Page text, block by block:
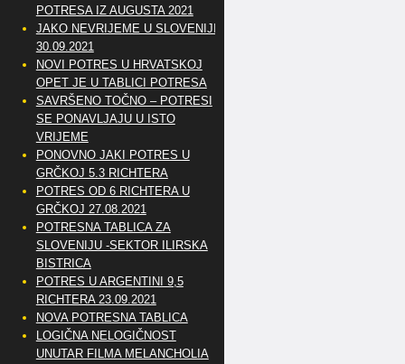
POTRESA IZ AUGUSTA 2021
JAKO NEVRIJEME U SLOVENIJI
30.09.2021
NOVI POTRES U HRVATSKOJ
OPET JE U TABLICI POTRESA
SAVRŠENO TOČNO – POTRESI
SE PONAVLJAJU U ISTO
VRIJEME
PONOVNO JAKI POTRES U
GRČKOJ 5.3 RICHTERA
POTRES OD 6 RICHTERA U
GRČKOJ 27.08.2021
POTRESNA TABLICA ZA
SLOVENIJU -SEKTOR ILIRSKA
BISTRICA
POTRES U ARGENTINI 9,5
RICHTERA 23.09.2021
NOVA POTRESNA TABLICA
LOGIČNA NELOGIČNOST
UNUTAR FILMA MELANCHOLIA